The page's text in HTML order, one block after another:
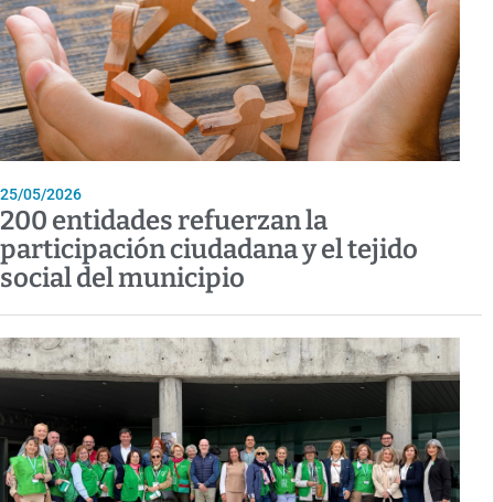
25/05/2026
200 entidades refuerzan la
participación ciudadana y el tejido
social del municipio